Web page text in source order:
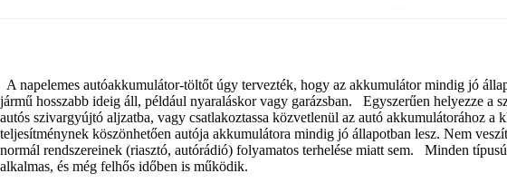
A napelemes autóakkumulátor-töltőt úgy tervezték, hogy az akkumulátor mindig jó
jármű hosszabb ideig áll, például nyaraláskor vagy garázsban. Egyszerűen helyezze a
autós szivargyújtó aljzatba, vagy csatlakoztassa közvetlenül az autó akkumulátorához a
teljesítménynek köszönhetően autója akkumulátora mindig jó állapotban lesz. Nem
normál rendszereinek (riasztó, autórádió) folyamatos terhelése miatt sem. Minden
alkalmas, és még felhős időben is működik.